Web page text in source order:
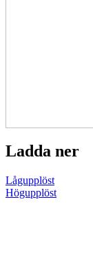
Ladda ner
Lågupplöst
Högupplöst